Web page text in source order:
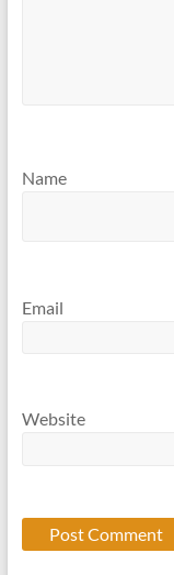
Name
Email
Website